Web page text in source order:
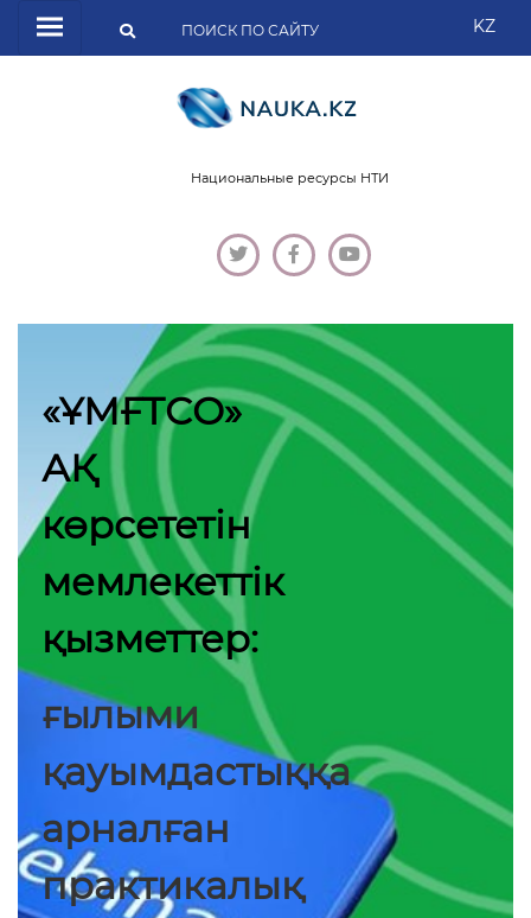
KZ
Национальные ресурсы НТИ
«ҰМҒТСО»
АҚ
көрсететін
мемлекеттік
қызметтер:
ғылыми
қауымдастыққа
арналған
практикалық